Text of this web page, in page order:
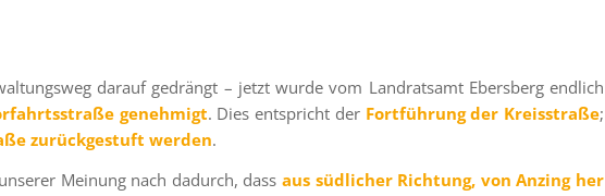
darauf gedrängt – jetzt wurde vom Landratsamt Ebersberg endlich
genehmigt. Dies entspricht der Fortführung der Kreisstraße;
zurückgestuft werden.
Meinung nach dadurch, dass aus südlicher Richtung, von Anzing her